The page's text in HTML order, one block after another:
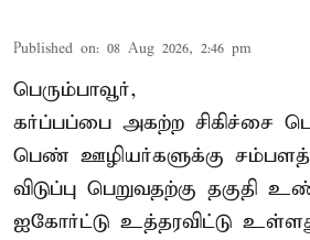
Published on: 08 Aug 2026, 2:46 pm
பெரும்பாவூர்,
கர்ப்பப்பை அகற்ற சிகிச்சை
பெண் ஊழியர்களுக்கு
விடுப்பு பெறுவதற்கு தகுதி
ஐகோர்ட்டு உத்தரவிட்டு